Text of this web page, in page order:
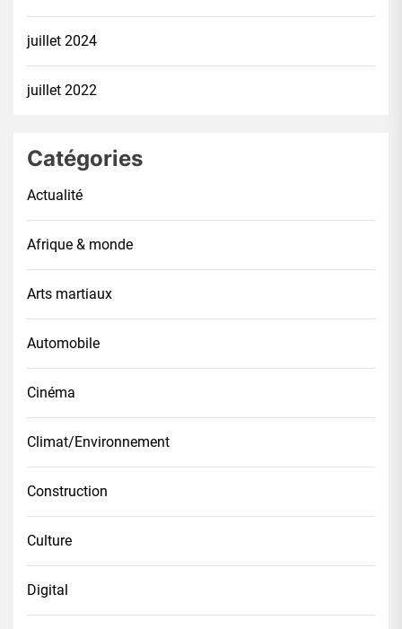
juillet 2024
juillet 2022
Catégories
Actualité
Afrique & monde
Arts martiaux
Automobile
Cinéma
Climat/Environnement
Construction
Culture
Digital